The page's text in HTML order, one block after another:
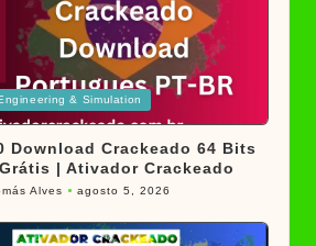
& Simulation
Download Crackeado 64 Bits
| Ativador Crackeado
Alves agosto 5, 2026